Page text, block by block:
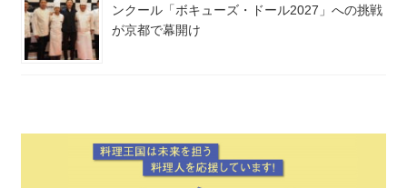
ンクール「ボキューズ・ドール2027」への挑戦
が京都で幕開け